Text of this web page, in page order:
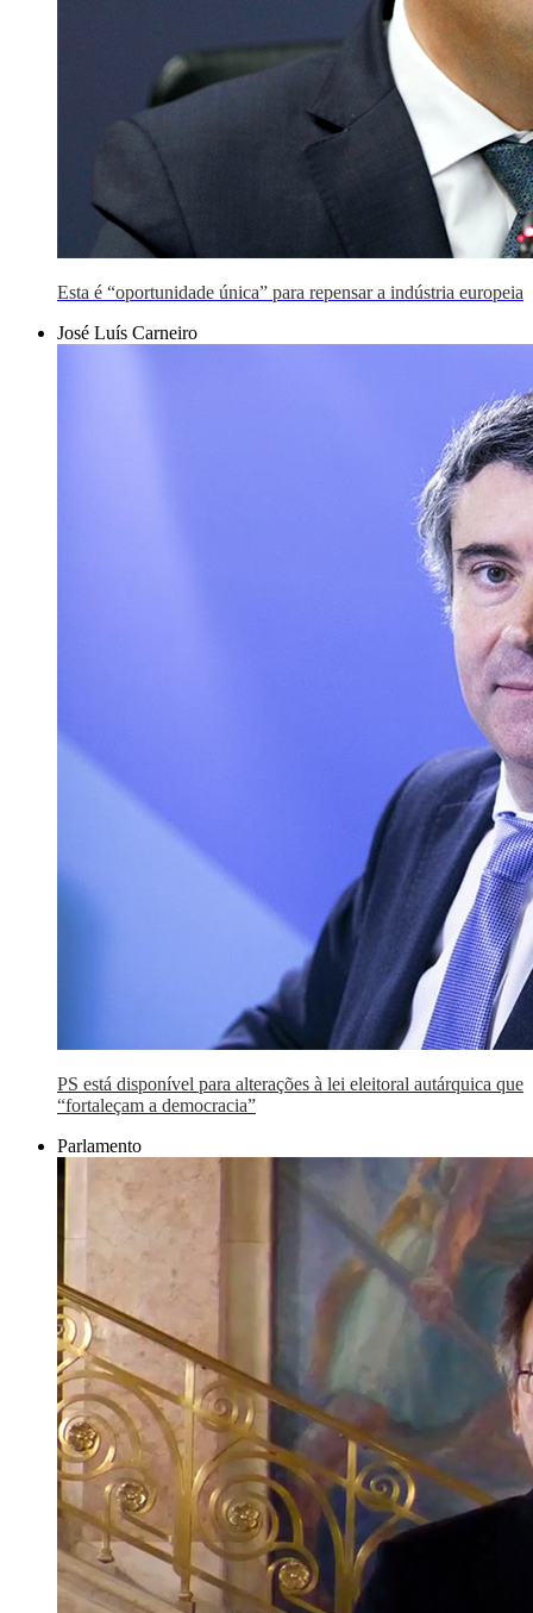
Esta é “oportunidade única” para repensar a indústria europeia
José Luís Carneiro
PS está disponível para alterações à lei eleitoral autárquica que
“fortaleçam a democracia”
Parlamento